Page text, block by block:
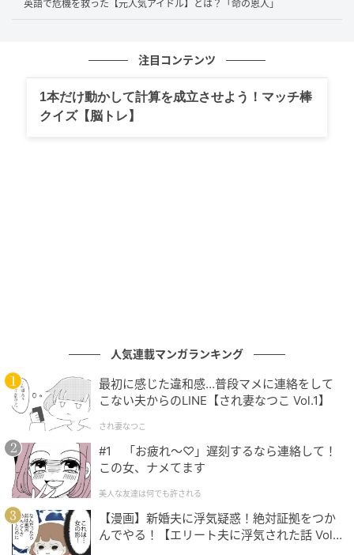
んだとか。
そのため、収録の前日はディズニーシーに行き、その
というハードスケジュールをこなすことが明かされま
した。
酒井さんは素のトーンで「どうしよう」とつぶやきま
すが、パパとして悩む姿に小池さんも思わず爆笑。小
池さんも「コインロッカーへ預けるのも嫌なのでは」
と子どもの気持ちに寄り添います。
キャリーバッグを次女用のベビーカーの上に載せたり
下に詰め込んだりできるかもしれないと考えます。小
池さんも、交代でアトラクションに乗ったりベビーカ
ーと一緒に置いたりなど方法を一緒に模索。
英語で危機を救った【元人気アイドル】とは？「命の恩人」
注目コンテンツ
1本だけ動かして計算を成立させよう！マッチ棒
クイズ【脳トレ】
人気連載マンガランキング
最初に感じた違和感…普段マメに連絡をして
こない夫からのLINE【され妻なつこ Vol.1】
され妻なつこ
#1 「お疲れ〜♡」遅刻するなら連絡して！
この女、ナメてます
美人な友達は何でも許される
【漫画】新婚夫に浮気疑惑！絶対証拠をつか
んでやる！【エリート夫に浮気された話 Vol.